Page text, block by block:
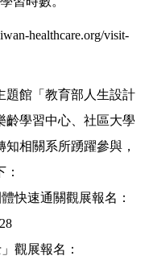
healthcare.org/visit-
題館「教育部人生設計
齡學習中心、社區大學
相關系所踴躍參與，
快速通關觀展報名：
觀展報名：